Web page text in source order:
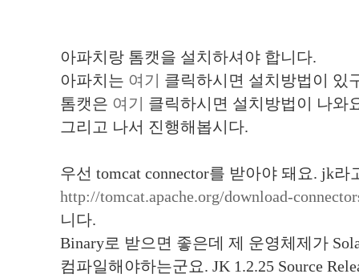
아파치랑 톰캣을 설치하셔야 합니다.
아파치는 여기
클릭하시면 설치방법이 있
톰캣은 여기
클릭하시면 설치방법이 나와
그리고 나서 진행해봅시다.
우선 tomcat connector를 받아야 돼요. jk라
http://tomcat.apache.org/download-
니다.
Binary로 받으면 좋은데 제 운영체제가
컴파일해야하는군요. JK 1.2.25 Source